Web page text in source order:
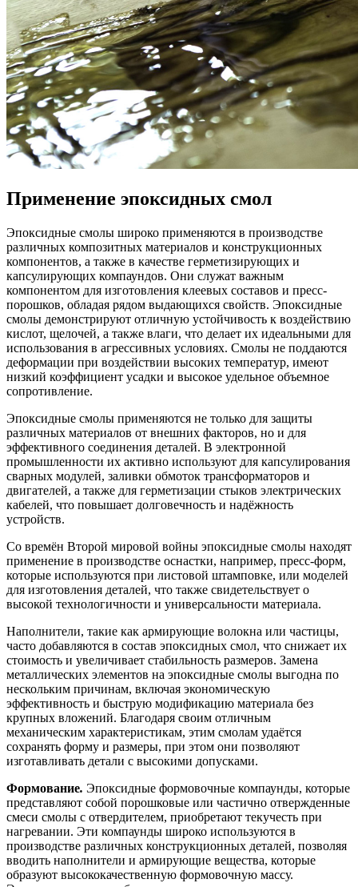
Применение эпоксидных смол
Эпоксидные смолы широко применяются в производстве
различных композитных материалов и конструкционных
компонентов, а также в качестве герметизирующих и
капсулирующих компаундов. Они служат важным
компонентом для изготовления клеевых составов и пресс-
порошков, обладая рядом выдающихся свойств. Эпоксидные
смолы демонстрируют отличную устойчивость к воздействию
кислот, щелочей, а также влаги, что делает их идеальными для
использования в агрессивных условиях. Смолы не поддаются
деформации при воздействии высоких температур, имеют
низкий коэффициент усадки и высокое удельное объемное
сопротивление.
Эпоксидные смолы применяются не только для защиты
различных материалов от внешних факторов, но и для
эффективного соединения деталей. В электронной
промышленности их активно используют для капсулирования
сварных модулей, заливки обмоток трансформаторов и
двигателей, а также для герметизации стыков электрических
кабелей, что повышает долговечность и надёжность
устройств.
Со времён Второй мировой войны эпоксидные смолы находят
применение в производстве оснастки, например, пресс-форм,
которые используются при листовой штамповке, или моделей
для изготовления деталей, что также свидетельствует о
высокой технологичности и универсальности материала.
Наполнители, такие как армирующие волокна или частицы,
часто добавляются в состав эпоксидных смол, что снижает их
стоимость и увеличивает стабильность размеров. Замена
металлических элементов на эпоксидные смолы выгодна по
нескольким причинам, включая экономическую
эффективность и быструю модификацию материала без
крупных вложений. Благодаря своим отличным
механическим характеристикам, этим смолам удаётся
сохранять форму и размеры, при этом они позволяют
изготавливать детали с высокими допусками.
Формование. Эпоксидные формовочные компаунды, которые
представляют собой порошковые или частично отвержденные
смеси смолы с отвердителем, приобретают текучесть при
нагревании. Эти компаунды широко используются в
производстве различных конструкционных деталей, позволяя
вводить наполнители и армирующие вещества, которые
образуют высококачественную формовочную массу.